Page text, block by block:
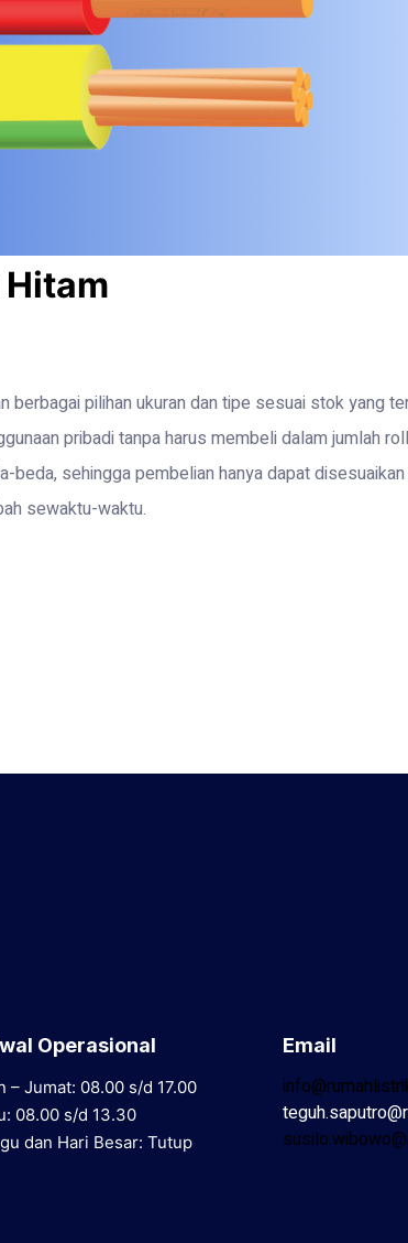
pilihan ukuran dan tipe sesuai stok yang
pribadi tanpa harus membeli dalam jumlah
sehingga pembelian hanya dapat
sewaktu-waktu.
Operasional
– Jumat: 08.00 s/d 17.00
08.00 s/d 13.30
dan Hari Besar: Tutup
Email